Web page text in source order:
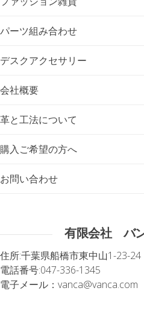
パーツ組み合わせ
デスクアクセサリー
会社概要
革と工法について
購入ご希望の方へ
お問い合わせ
有限会社 バ
住所:千葉県船橋市東中山1-23-24
電話番号:047-336-1345
電子メール： vanca@vanca.com